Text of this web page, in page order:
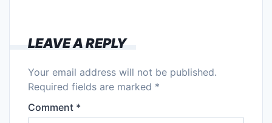
LEAVE A REPLY
Your email address will not be published.
Required fields are marked *
Comment *